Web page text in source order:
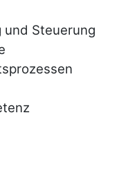
Steuerung